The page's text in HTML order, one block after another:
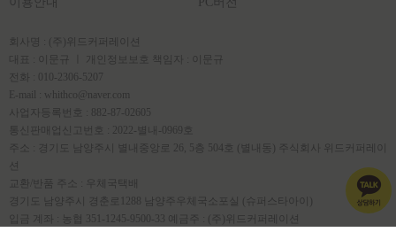
회사명 : (주)위드커퍼레이션
대표 : 이문규 ㅣ 개인정보보호 책임자 : 이문규
전화 : 010-2306-5207
E-mail : whithco@naver.com
사업자등록번호 : 882-87-02605
통신판매업신고번호 : 2022-별내-0969호
주소 : 경기도 남양주시 별내중앙로 26, 5층 504호 (별내동) 주식회사 위드커퍼레이
션
교환/반품 주소 : 우체국택배
경기도 남양주시 경춘로1288 남양주우체국소포실 (슈퍼스타아이)
입금 계좌 : 농협 351-1245-9500-33 예금주 : (주)위드커퍼레이션